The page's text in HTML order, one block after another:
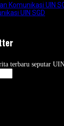
Komunikasi UIN
UIN SGD
terbaru seputar